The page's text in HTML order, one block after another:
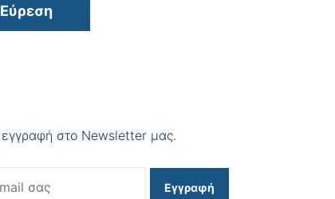
Εύρεση
εγγραφή στο Newsletter μας.
Εγγραφή